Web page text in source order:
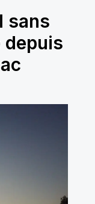
sans
depuis